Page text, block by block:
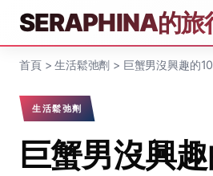
SERAPHINA的旅
首頁>生活鬆弛劑 > 巨蟹男沒興趣的
生活鬆弛劑
巨蟹男沒興